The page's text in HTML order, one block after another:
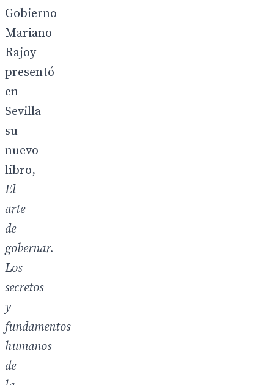
Gobierno
Mariano
Rajoy
presentó
en
Sevilla
su
nuevo
libro,
El
arte
de
gobernar.
Los
secretos
y
fundamentos
humanos
de